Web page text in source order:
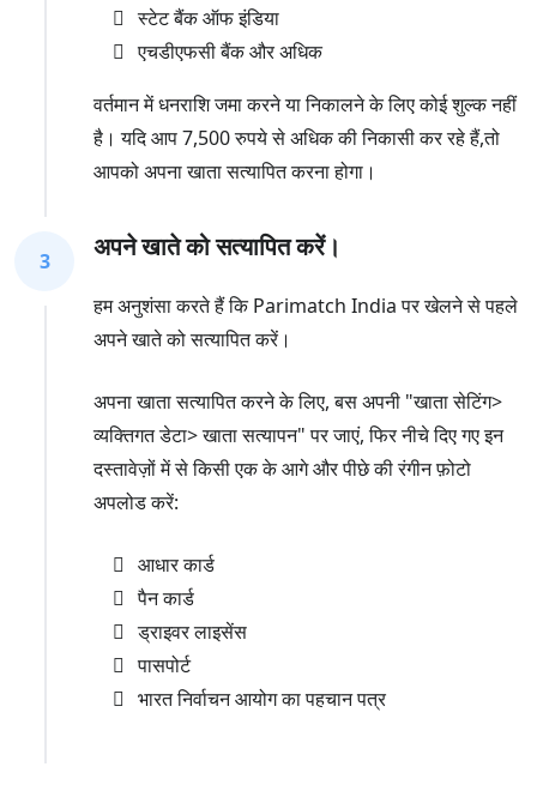
स्टेट बैंक ऑफ इंडिया
एचडीएफसी बैंक और अधिक
वर्तमान में धनराशि जमा करने या निकालने के लिए कोई शुल्क नहीं
है। यदि आप 7,500 रुपये से अधिक की निकासी कर रहे हैं,तो
आपको अपना खाता सत्यापित करना होगा।
3 अपने खाते को सत्यापित करें।
हम अनुशंसा करते हैं कि Parimatch India पर खेलने से पहले
अपने खाते को सत्यापित करें।
अपना खाता सत्यापित करने के लिए, बस अपनी "खाता सेटिंग>
व्यक्तिगत डेटा> खाता सत्यापन" पर जाएं, फिर नीचे दिए गए इन
दस्तावेज़ों में से किसी एक के आगे और पीछे की रंगीन फ़ोटो
अपलोड करें:
आधार कार्ड
पैन कार्ड
ड्राइवर लाइसेंस
पासपोर्ट
भारत निर्वाचन आयोग का पहचान पत्र